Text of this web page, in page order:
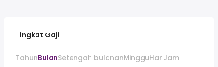
Tingkat Gaji
TahunBulanSetengah bulananMingguHariJam